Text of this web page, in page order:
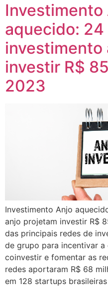
Investimento
aquecido: 24
investimento
investir R$
2023
Investimento Anjo
anjo projetam investir R$
das principais redes de
de grupo para incentivar
coinvestir e fomentar as
redes aportaram R$ 68
em 128 startups